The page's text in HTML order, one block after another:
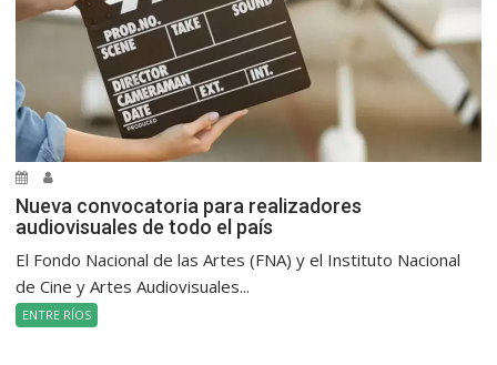
Nueva convocatoria para realizadores
audiovisuales de todo el país
El Fondo Nacional de las Artes (FNA) y el Instituto Nacional
de Cine y Artes Audiovisuales...
ENTRE RÍOS